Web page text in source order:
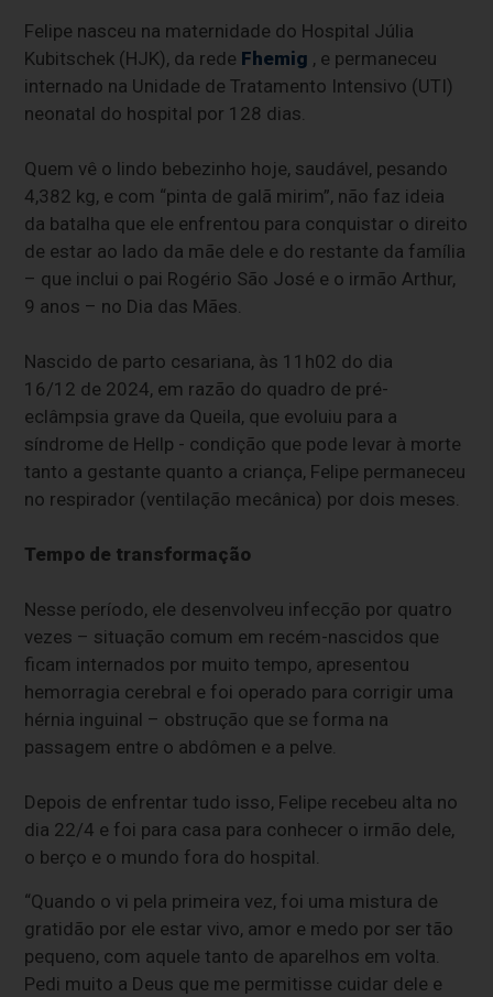
Felipe nasceu na maternidade do Hospital Júlia
Kubitschek (HJK), da rede Fhemig , e permaneceu
internado na Unidade de Tratamento Intensivo (UTI)
neonatal do hospital por 128 dias.
Quem vê o lindo bebezinho hoje, saudável, pesando
4,382 kg, e com “pinta de galã mirim”, não faz ideia
da batalha que ele enfrentou para conquistar o direito
de estar ao lado da mãe dele e do restante da família
– que inclui o pai Rogério São José e o irmão Arthur,
9 anos – no Dia das Mães.
Nascido de parto cesariana, às 11h02 do dia
16/12 de 2024, em razão do quadro de pré-
eclâmpsia grave da Queila, que evoluiu para a
síndrome de Hellp - condição que pode levar à morte
tanto a gestante quanto a criança, Felipe permaneceu
no respirador (ventilação mecânica) por dois meses.
Tempo de transformação
Nesse período, ele desenvolveu infecção por quatro
vezes – situação comum em recém-nascidos que
ficam internados por muito tempo, apresentou
hemorragia cerebral e foi operado para corrigir uma
hérnia inguinal – obstrução que se forma na
passagem entre o abdômen e a pelve.
Depois de enfrentar tudo isso, Felipe recebeu alta no
dia 22/4 e foi para casa para conhecer o irmão dele,
o berço e o mundo fora do hospital.
“Quando o vi pela primeira vez, foi uma mistura de
gratidão por ele estar vivo, amor e medo por ser tão
pequeno, com aquele tanto de aparelhos em volta.
Pedi muito a Deus que me permitisse cuidar dele e